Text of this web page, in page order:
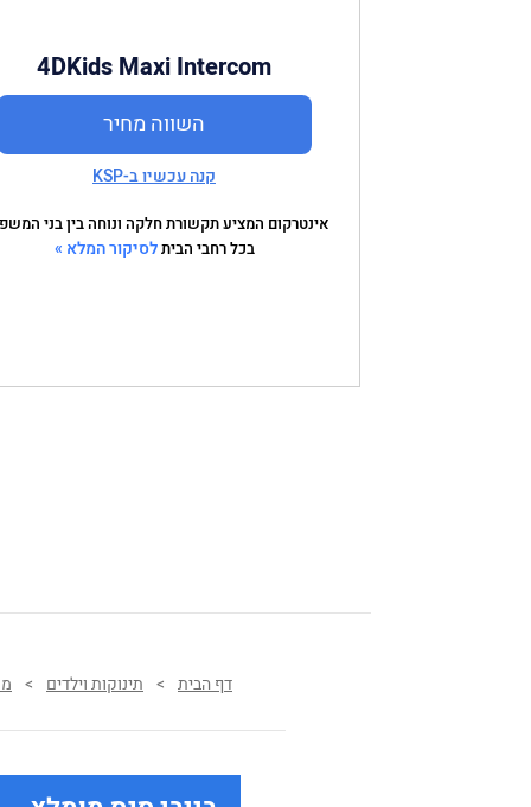
4DKids Maxi Intercom
השווה מחיר
קנה עכשיו ב-KSP
אינטרקום המציע תקשורת חלקה ונוחה בין בני
בכל רחבי הביתלסיקור המלא »
דף הבית > תינוקות וילדים >